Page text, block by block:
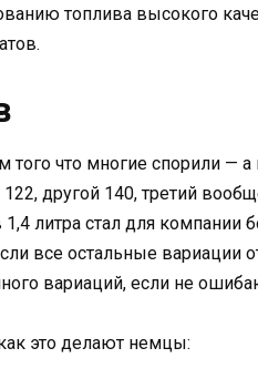
топлива высокого
того что многие спорили — а
другой 140, третий
1,4 литра стал для
все остальные вариации
вариаций, если не
это делают немцы: